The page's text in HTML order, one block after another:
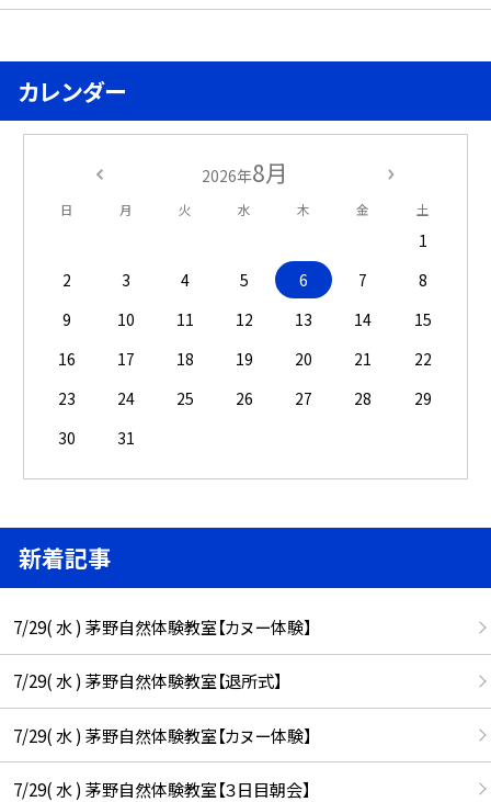
カレンダー
2026年8月
日 月 火 水 木 金 土
1
2
3 4 5 6 7
8
9
10 11 12 13 14
15
16
17 18 19 20 21
22
23
24 25 26 27 28
29
30
31
新着記事
7/29( 水 ) 茅野自然体験教室【カヌー体験】
7/29( 水 ) 茅野自然体験教室【退所式】
7/29( 水 ) 茅野自然体験教室【カヌー体験】
7/29( 水 ) 茅野自然体験教室【３日目朝会】